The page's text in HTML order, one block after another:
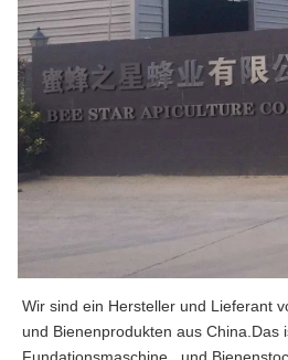
Wir sind ein Hersteller und Lieferant
und Bienenprodukten aus China.Das